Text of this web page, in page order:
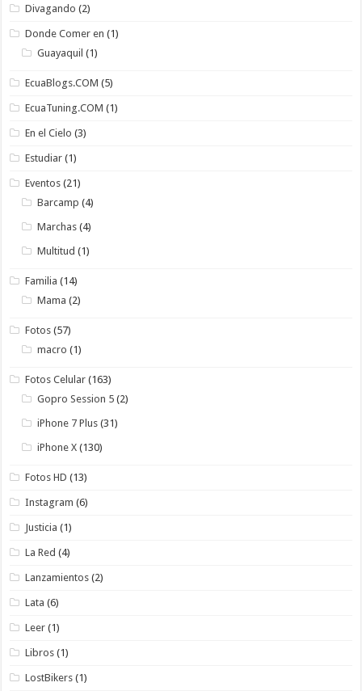
Divagando (2)
Donde Comer en (1)
Guayaquil (1)
EcuaBlogs.COM (5)
EcuaTuning.COM (1)
En el Cielo (3)
Estudiar (1)
Eventos (21)
Barcamp (4)
Marchas (4)
Multitud (1)
Familia (14)
Mama (2)
Fotos (57)
macro (1)
Fotos Celular (163)
Gopro Session 5 (2)
iPhone 7 Plus (31)
iPhone X (130)
Fotos HD (13)
Instagram (6)
Justicia (1)
La Red (4)
Lanzamientos (2)
Lata (6)
Leer (1)
Libros (1)
LostBikers (1)